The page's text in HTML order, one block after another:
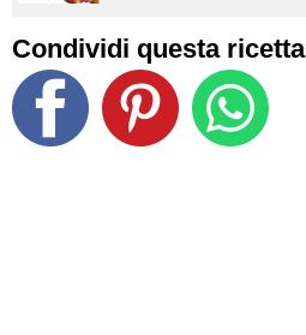
Condividi questa ricetta